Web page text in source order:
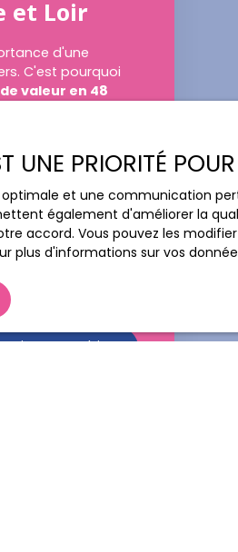
et Loir
d'une
C'est pourquoi
valeur en 48
sur une
. Et parce que nous
heureux de
professionnel et
contactez
Estimer mon bien
UNE PRIORITÉ
et une communication
également d'améliorer la
accord. Vous pouvez les
plus d'informations sur vos